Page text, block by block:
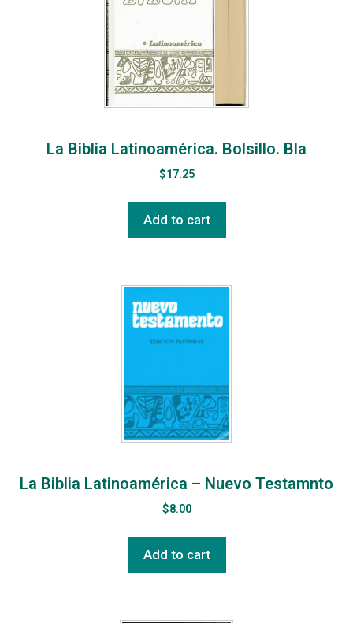
La Biblia Latinoamérica. Bolsillo. Bla
$17.25
Add to cart
La Biblia Latinoamérica – Nuevo Testamnto
$8.00
Add to cart